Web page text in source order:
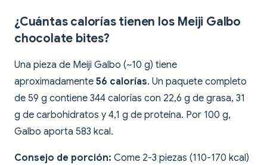
¿Cuántas calorías tienen los Meiji Galbo
chocolate bites?
Una pieza de Meiji Galbo (~10 g) tiene
aproximadamente 56 calorías. Un paquete completo
de 59 g contiene 344 calorías con 22,6 g de grasa, 31
g de carbohidratos y 4,1 g de proteína. Por 100 g,
Galbo aporta 583 kcal.
Consejo de porción: Come 2-3 piezas (110-170 kcal)